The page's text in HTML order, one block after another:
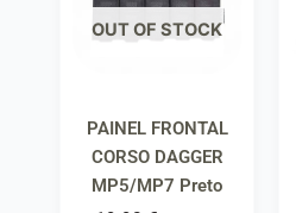
OUT OF STOCK
PAINEL FRONTAL
CORSO DAGGER
MP5/MP7 Preto